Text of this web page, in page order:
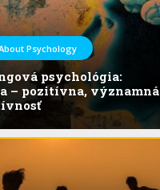
Psychology
psychológia:
– pozitívna, významná